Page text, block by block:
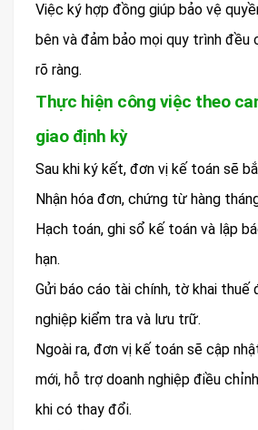
Việc ký hợp đồng giúp bảo vệ
bên và đảm bảo mọi quy trình đều
rõ ràng.
Thực hiện công việc theo
giao định kỳ
Sau khi ký kết, đơn vị kế toán sẽ
Nhận hóa đơn, chứng từ hàng
Hạch toán, ghi sổ kế toán và lập
hạn.
Gửi báo cáo tài chính, tờ khai thuế
nghiệp kiểm tra và lưu trữ.
Ngoài ra, đơn vị kế toán sẽ cập
mới, hỗ trợ doanh nghiệp điều
khi có thay đổi.